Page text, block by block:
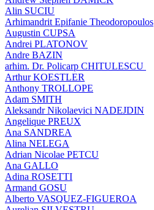
Alin SUCIU
Arhimandrit Epifanie Theodoropoulos
Augustin CUPSA
Andrei PLATONOV
Andre BAZIN
arhim. Dr. Policarp CHITULESCU
Arthur KOESTLER
Anthony TROLLOPE
Adam SMITH
Aleksandr Nikolaevici NADEJDIN
Angelique PREUX
Ana SANDREA
Alina NELEGA
Adrian Nicolae PETCU
Ana GALLO
Adina ROSETTI
Armand GOSU
Alberto VASQUEZ-FIGUEROA